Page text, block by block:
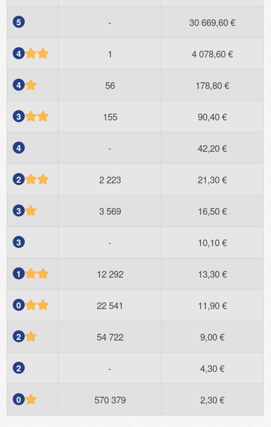
5 - 30 669,60 €
4 1 4 078,60 €
4 56 178,80 €
3 155 90,40 €
4 - 42,20 €
2 2 223 21,30 €
3 3 569 16,50 €
3 - 10,10 €
1 12 292 13,30 €
0 22 541 11,90 €
2 54 722 9,00 €
2 - 4,30 €
0 570 379 2,30 €